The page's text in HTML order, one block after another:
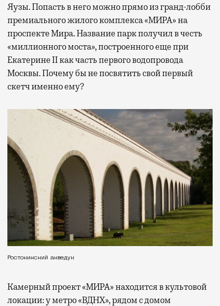
Яузы. Попасть в него можно прямо из гранд-лобби
премиального жилого комплекса «МИРА» на
проспекте Мира. Название парк получил в честь
«миллионного моста», построенного еще при
Екатерине II как часть первого водопровода
Москвы. Почему бы не посвятить свой первый
скетч именно ему?
Ростокинский акведук
Камерный проект «МИРА» находится в культовой
локации: у метро «ВДНХ», рядом с домом